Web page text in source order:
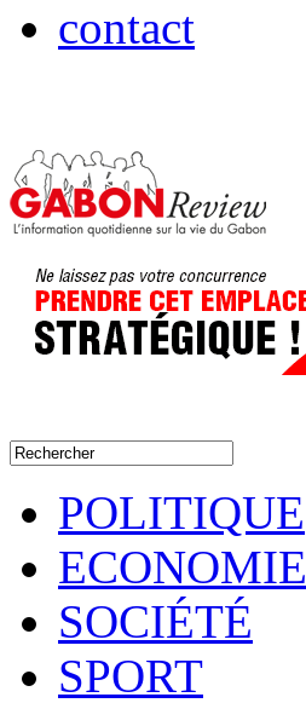
contact
POLITIQUE
ECONOMIE
SOCIÉTÉ
SPORT